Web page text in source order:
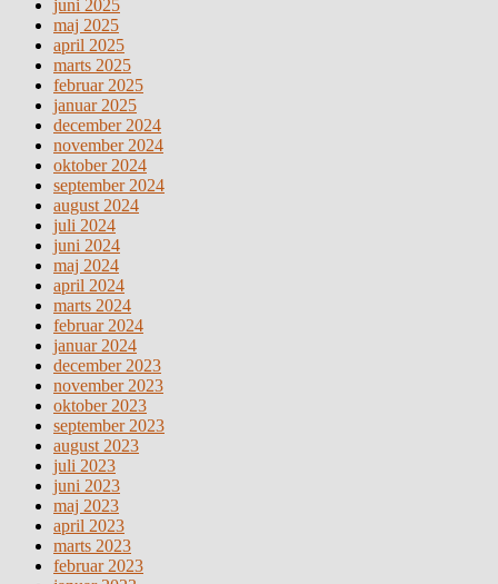
juni 2025
maj 2025
april 2025
marts 2025
februar 2025
januar 2025
december 2024
november 2024
oktober 2024
september 2024
august 2024
juli 2024
juni 2024
maj 2024
april 2024
marts 2024
februar 2024
januar 2024
december 2023
november 2023
oktober 2023
september 2023
august 2023
juli 2023
juni 2023
maj 2023
april 2023
marts 2023
februar 2023